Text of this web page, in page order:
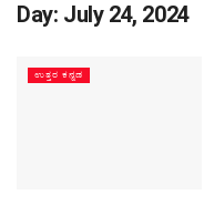
Day: July 24, 2024
ಉತ್ತರ ಕನ್ನಡ